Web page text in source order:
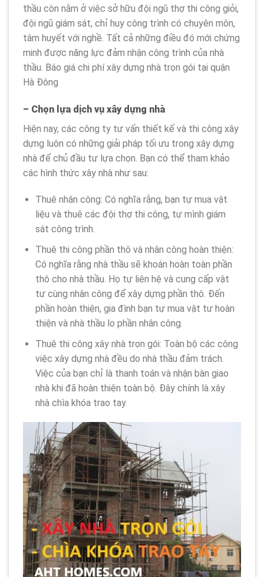
thầu còn nằm ở việc sở hữu đội ngũ thợ thi công giỏi,
đội ngũ giám sát, chỉ huy công trình có chuyên môn,
tâm huyết với nghề. Tất cả những điều đó mới chứng
minh được năng lực đảm nhận công trình của nhà
thầu. Báo giá chi phí xây dựng nhà trọn gói tại quận
Hà Đông
– Chọn lựa dịch vụ xây dựng nhà
Hiện nay, các công ty tư vấn thiết kế và thi công xây
dựng luôn có những giải pháp tối ưu trong xây dựng
nhà để chủ đầu tư lựa chọn. Bạn có thể tham khảo
các hình thức xây nhà như sau:
Thuê nhân công: Có nghĩa rằng, bạn tự mua vật
liệu và thuê các đội thợ thi công, tự mình giám
sát công trình.
Thuê thi công phần thô và nhân công hoàn thiện:
Có nghĩa rằng nhà thầu sẽ khoán hoàn toàn phần
thô cho nhà thầu. Họ tự liên hệ và cung cấp vật
tư cùng nhân công để xây dựng phần thô. Đến
phần hoàn thiện, gia đình bạn tự mua vật tư hoàn
thiện và nhà thầu lo phần nhân công.
Thuê thi công xây nhà trọn gói: Toàn bộ các công
việc xây dựng nhà đều do nhà thầu đảm trách.
Việc của bạn chỉ là thanh toán và nhận bàn giao
nhà khi đã hoàn thiện toàn bộ. Đây chính là xây
nhà chìa khóa trao tay.